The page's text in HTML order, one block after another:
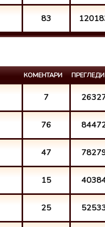
83
КОМЕНТАРИ ПРЕГЛЕДИ
7
76
47
15
25